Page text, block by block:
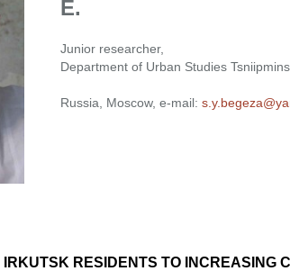
E.
Junior researcher,
Department of Urban Studies
Russia, Moscow, e-mail:
RESIDENTS TO INCREASING